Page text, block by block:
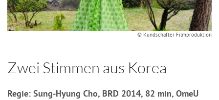
© Kundschafter Filmproduktion
Zwei Stimmen aus Korea
Regie: Sung-Hyung Cho, BRD 2014, 82 min, OmeU